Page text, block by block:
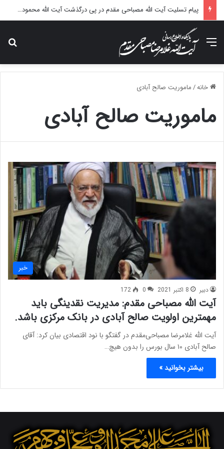
پیام تسلیت آیت الله مصباحی مقدم در پی درگذشت آیت الله محمودی گلپایگانی
منو
خانه/ماموریت صالح آبادی
ماموریت صالح آبادی
خبر
دبیر 8 اکتبر 2021 0
172
آیت الله مصباحی مقدم: مدیریت نقدینگی باید
مهمترین اولویت صالح آبادی در بانک مرکزی باشد.
آیت الله غلامرضا مصباحی‌مقدم در گفتگو با نود اقتصادی بیان کرد: آقای
صالح آبادی ۱۰ سال بورس را بدون هیچ…
بیشتر بخوانید »